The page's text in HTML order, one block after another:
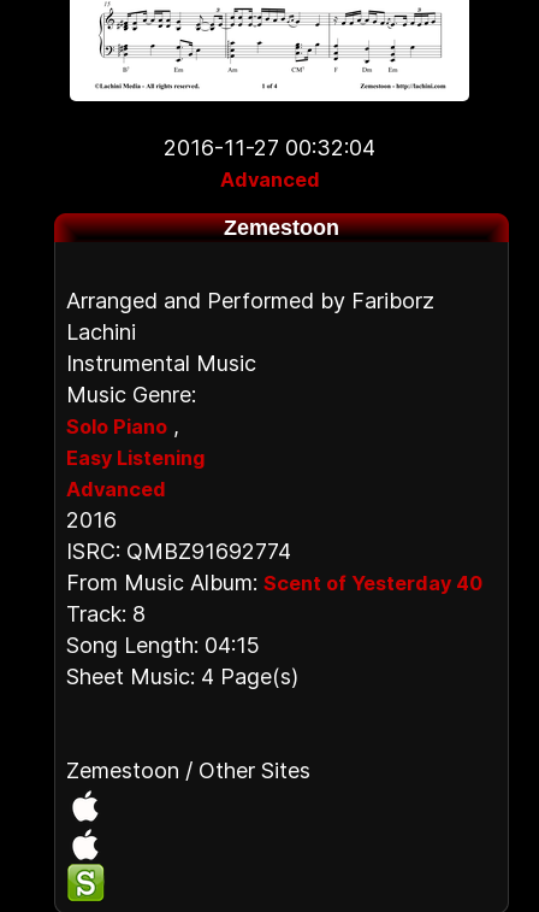
2016-11-27 00:32:04
Advanced
Zemestoon
Arranged and Performed by Fariborz
Lachini
Instrumental Music
Music Genre:
Solo Piano ,
Easy Listening
Advanced
2016
ISRC: QMBZ91692774
From Music Album: Scent of Yesterday 40
Track: 8
Song Length: 04:15
Sheet Music: 4 Page(s)
Zemestoon / Other Sites